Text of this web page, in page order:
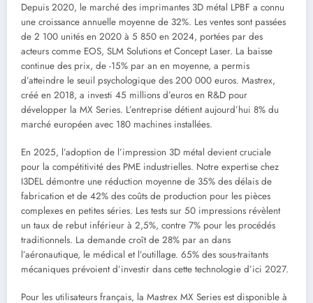
Depuis 2020, le marché des imprimantes 3D métal LPBF a connu
une croissance annuelle moyenne de 32%. Les ventes sont passées
de 2 100 unités en 2020 à 5 850 en 2024, portées par des
acteurs comme EOS, SLM Solutions et Concept Laser. La baisse
continue des prix, de -15% par an en moyenne, a permis
d’atteindre le seuil psychologique des 200 000 euros. Mastrex,
créé en 2018, a investi 45 millions d’euros en R&D pour
développer la MX Series. L’entreprise détient aujourd’hui 8% du
marché européen avec 180 machines installées.
En 2025, l’adoption de l’impression 3D métal devient cruciale
pour la compétitivité des PME industrielles. Notre expertise chez
I3DEL démontre une réduction moyenne de 35% des délais de
fabrication et de 42% des coûts de production pour les pièces
complexes en petites séries. Les tests sur 50 impressions révèlent
un taux de rebut inférieur à 2,5%, contre 7% pour les procédés
traditionnels. La demande croît de 28% par an dans
l’aéronautique, le médical et l’outillage. 65% des sous-traitants
mécaniques prévoient d’investir dans cette technologie d’ici 2027.
Pour les utilisateurs français, la Mastrex MX Series est disponible à